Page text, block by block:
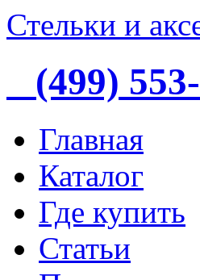
Стельки и
(499)
Главная
Каталог
Где купить
Статьи